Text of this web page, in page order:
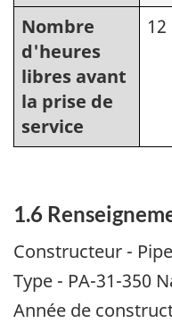
Nombre
d'heures
libres avant
la prise de
service
12
1.6
Constructeur -
Type - PA-31-350
Année de